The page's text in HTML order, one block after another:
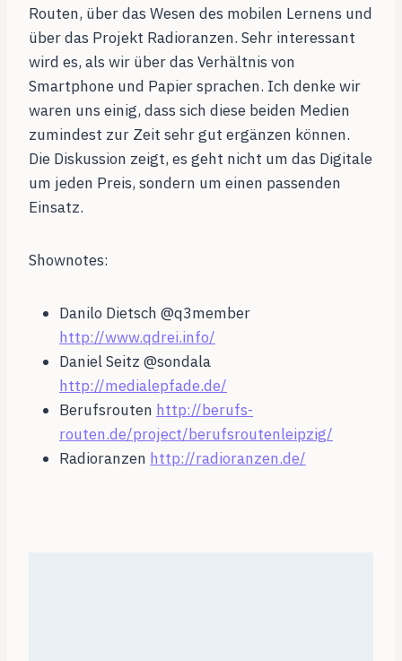
Routen, über das Wesen des mobilen Lernens und
über das Projekt Radioranzen. Sehr interessant
wird es, als wir über das Verhältnis von
Smartphone und Papier sprachen. Ich denke wir
waren uns einig, dass sich diese beiden Medien
zumindest zur Zeit sehr gut ergänzen können.
Die Diskussion zeigt, es geht nicht um das Digitale
um jeden Preis, sondern um einen passenden
Einsatz.
Shownotes:
Danilo Dietsch @q3member
http://www.qdrei.info/
Daniel Seitz @sondala
http://medialepfade.de/
Berufsrouten http://berufs-
routen.de/project/berufsroutenleipzig/
Radioranzen http://radioranzen.de/